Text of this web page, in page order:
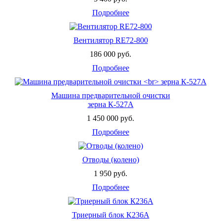
Допустимая температура
нагнетаемого воздуха,
85
Производительность, м 3 /
7000
Эффективность очистки,
80-98
275
1250
Подробнее
Вентилятор RE72-800
186 000 руб.
Подробнее
Машина предварительной очистки
зерна К-527А
1 450 000 руб.
Подробнее
Отводы (колено)
1 950 руб.
Подробнее
Триерный блок К236А